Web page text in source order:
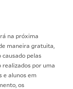
na próxima
maneira gratuita,
pelas
realizados por uma
e alunos em
os